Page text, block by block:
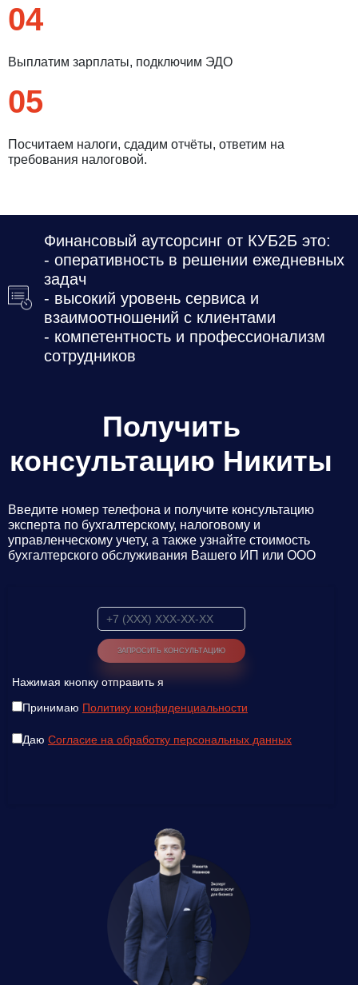
04
Выплатим зарплаты, подключим ЭДО
05
Посчитаем налоги, сдадим отчёты, ответим на
требования налоговой.
Финансовый аутсорсинг от КУБ2Б это:
- оперативность в решении ежедневных
задач
- высокий уровень сервиса и
взаимоотношений с клиентами
- компетентность и профессионализм
сотрудников
Получить
консультацию Никиты
Введите номер телефона и получите консультацию
эксперта по бухгалтерскому, налоговому и
управленческому учету, а также узнайте стоимость
бухгалтерского обслуживания Вашего ИП или ООО
Нажимая кнопку отправить я
Принимаю Политику конфиденциальности
Даю Согласие на обработку персональных данных
Введите ваш номер телефона и мы вам
Нажимая кнопку отправить я
Политику конфиденциальности